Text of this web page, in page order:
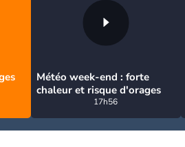
Météo week-end : forte
chaleur et risque d'orages
17h56